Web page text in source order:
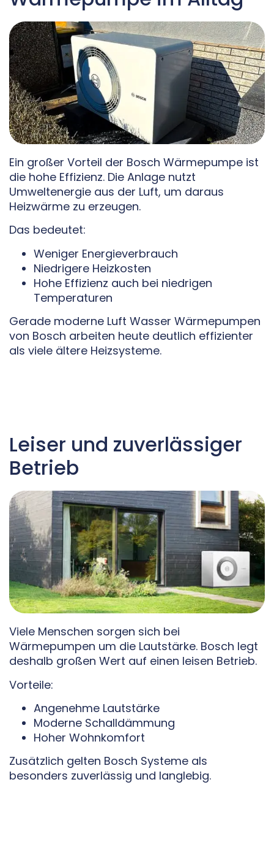
Ein großer Vorteil der Bosch Wärmepumpe ist
die hohe Effizienz. Die Anlage nutzt
Umweltenergie aus der Luft, um daraus
Heizwärme zu erzeugen.
Das bedeutet:
Weniger Energieverbrauch
Niedrigere Heizkosten
Hohe Effizienz auch bei niedrigen
Temperaturen
Gerade moderne Luft Wasser Wärmepumpen
von Bosch arbeiten heute deutlich effizienter
als viele ältere Heizsysteme.
Leiser und zuverlässiger
Betrieb
Viele Menschen sorgen sich bei
Wärmepumpen um die Lautstärke. Bosch legt
deshalb großen Wert auf einen leisen Betrieb.
Vorteile:
Angenehme Lautstärke
Moderne Schalldämmung
Hoher Wohnkomfort
Zusätzlich gelten Bosch Systeme als
besonders zuverlässig und langlebig.